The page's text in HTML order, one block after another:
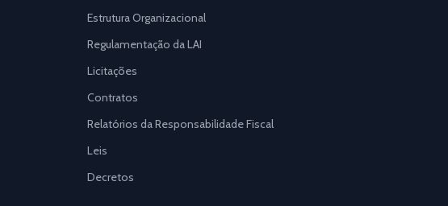
Estrutura Organizacional
Regulamentação da LAI
Licitações
Contratos
Relatórios da Responsabilidade Fiscal
Leis
Decretos